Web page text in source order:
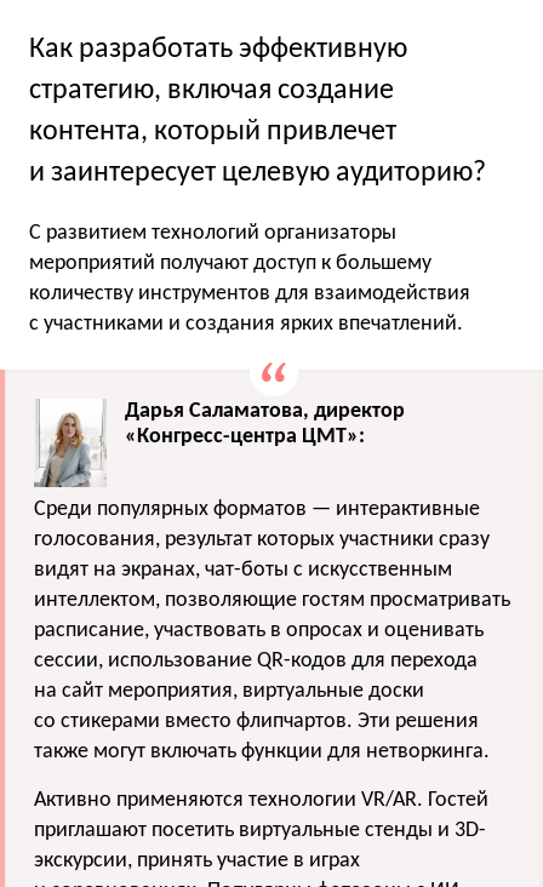
Как разработать эффективную
стратегию, включая создание
контента, который привлечет
и заинтересует целевую аудиторию?
С развитием технологий организаторы
мероприятий получают доступ к большему
количеству инструментов для взаимодействия
с участниками и создания ярких впечатлений.
Дарья Саламатова, директор
«Конгресс-центра ЦМТ»:
Среди популярных форматов — интерактивные
голосования, результат которых участники сразу
видят на экранах, чат-боты с искусственным
интеллектом, позволяющие гостям просматривать
расписание, участвовать в опросах и оценивать
сессии, использование QR-кодов для перехода
на сайт мероприятия, виртуальные доски
со стикерами вместо флипчартов. Эти решения
также могут включать функции для нетворкинга.
Активно применяются технологии VR/AR. Гостей
приглашают посетить виртуальные стенды и 3D-
экскурсии, принять участие в играх